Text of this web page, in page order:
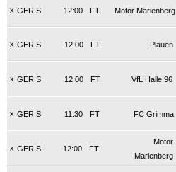
x GER S FT
12:00 Motor Marienberg
x GER S FT
12:00 Plauen
x GER S FT
12:00 VfL Halle 96
x GER S FT
11:30 FC Grimma
x GER S FT
12:00
Motor
Marienberg